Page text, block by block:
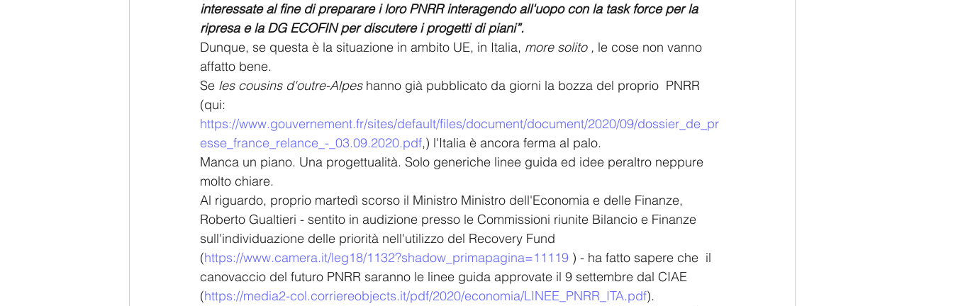
interessate al fine di preparare i loro PNRR interagendo all'uopo con la task force per la
ripresa e la DG ECOFIN per discutere i progetti di piani”.
Dunque, se questa è la situazione in ambito UE, in Italia, more solito , le cose non vanno
affatto bene.
Se les cousins d'outre-Alpes hanno già pubblicato da giorni la bozza del proprio  PNRR
(qui:
https://www.gouvernement.fr/sites/default/files/document/document/2020/09/dossier_de_pr
esse_france_relance_-_03.09.2020.pdf,) l'Italia è ancora ferma al palo.
Manca un piano. Una progettualità. Solo generiche linee guida ed idee peraltro neppure
molto chiare.
Al riguardo, proprio martedì scorso il Ministro Ministro dell'Economia e delle Finanze,
Roberto Gualtieri - sentito in audizione presso le Commissioni riunite Bilancio e Finanze
sull'individuazione delle priorità nell'utilizzo del Recovery Fund
(https://www.camera.it/leg18/1132?shadow_primapagina=11119 ) - ha fatto sapere che  il
canovaccio del futuro PNRR saranno le linee guida approvate il 9 settembre dal CIAE
(https://media2-col.corriereobjects.it/pdf/2020/economia/LINEE_PNRR_ITA.pdf).